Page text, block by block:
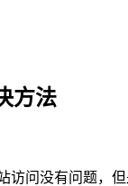
方法
问没有问题，